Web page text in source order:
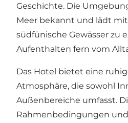
Geschichte. Die
Meer bekannt und lädt
südfünische Gewässer zu
Aufenthalten fern vom
Das Hotel bietet eine
Atmosphäre, die sowohl
Außenbereiche umfasst.
Rahmenbedingungen